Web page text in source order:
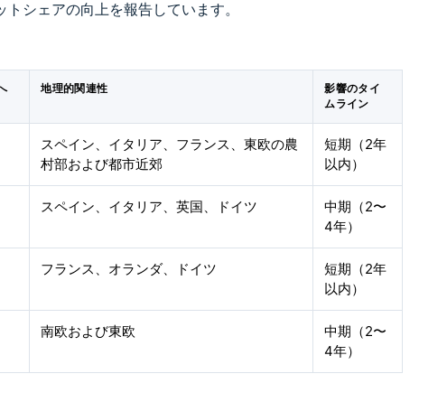
シェアの向上を報告しています。
地理的関連性
影響のタイ
ムライン
スペイン、イタリア、フランス、東欧の農
村部および都市近郊
短期（2年
以内）
スペイン、イタリア、英国、ドイツ
中期（2〜
4年）
フランス、オランダ、ドイツ
短期（2年
以内）
南欧および東欧
中期（2〜
4年）